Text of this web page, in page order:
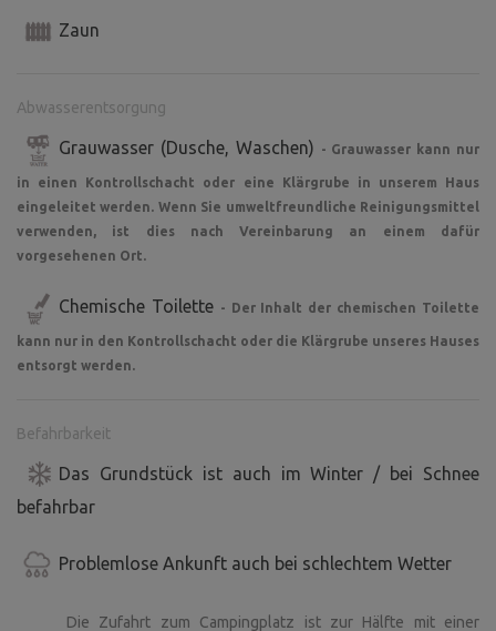
Zaun
Abwasserentsorgung
Grauwasser (Dusche, Waschen) - Grauwasser kann nur
in einen Kontrollschacht oder eine Klärgrube in unserem Haus
eingeleitet werden. Wenn Sie umweltfreundliche Reinigungsmittel
verwenden, ist dies nach Vereinbarung an einem dafür
vorgesehenen Ort.
Chemische Toilette - Der Inhalt der chemischen Toilette
kann nur in den Kontrollschacht oder die Klärgrube unseres Hauses
entsorgt werden.
Befahrbarkeit
Das Grundstück ist auch im Winter / bei Schnee
befahrbar
Problemlose Ankunft auch bei schlechtem Wetter
Die Zufahrt zum Campingplatz ist zur Hälfte mit einer